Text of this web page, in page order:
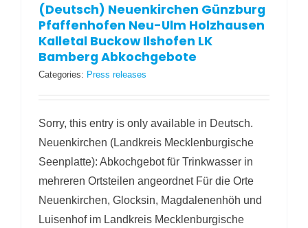
(Deutsch) Neuenkirchen Günzburg
Pfaffenhofen Neu-Ulm Holzhausen
Kalletal Buckow Ilshofen LK
Bamberg Abkochgebote
Categories: Press releases
Sorry, this entry is only available in Deutsch.
Neuenkirchen (Landkreis Mecklenburgische
Seenplatte): Abkochgebot für Trinkwasser in
mehreren Ortsteilen angeordnet Für die Orte
Neuenkirchen, Glocksin, Magdalenenhöh und
Luisenhof im Landkreis Mecklenburgische